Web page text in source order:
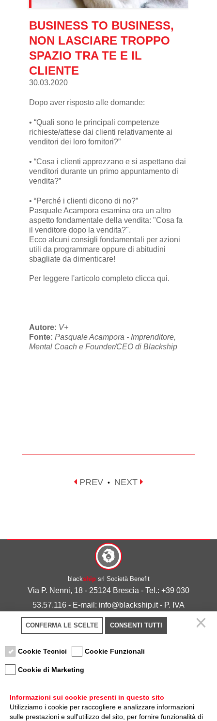
BUSINESS TO BUSINESS,
NON LASCIARE TROPPO
SPAZIO TRA TE E IL
CLIENTE
30.03.2020
Dopo aver risposto alle domande:
• “Quali sono le principali competenze
richieste/attese dai clienti relativamente ai
venditori dei loro fornitori?”
• “Cosa i clienti apprezzano e si aspettano dai
venditori durante un primo appuntamento di
vendita?”
• “Perché i clienti dicono di no?”
Pasquale Acampora esamina ora un altro
aspetto fondamentale della vendita: "Cosa fa
il venditore dopo la vendita?".
Ecco alcuni consigli fondamentali per azioni
utili da programmare oppure di abitudini
sbagliate da dimenticare!
Per leggere l'articolo completo clicca qui.
Autore: V+
Fonte: Pasquale Acampora - Imprenditore,
Mental Coach e Founder/CEO di Blackship
PREV • NEXT
blackshipsrl Società Benefit
Via P. Nenni, 18 - 25124 Brescia - Tel.: +39 030
53.57.116 - E-mail: info@blackship.it - P. IVA
03492980986
Privacy policy-Cookie policy
CONFERMA LE SCELTE CONSENTI TUTTI
Cookie Tecnici Cookie Funzionali
Cookie di Marketing
Informazioni sui cookie presenti in questo sito
Utilizziamo i cookie per raccogliere e analizzare informazioni
sulle prestazioni e sull'utilizzo del sito, per fornire funzionalità di